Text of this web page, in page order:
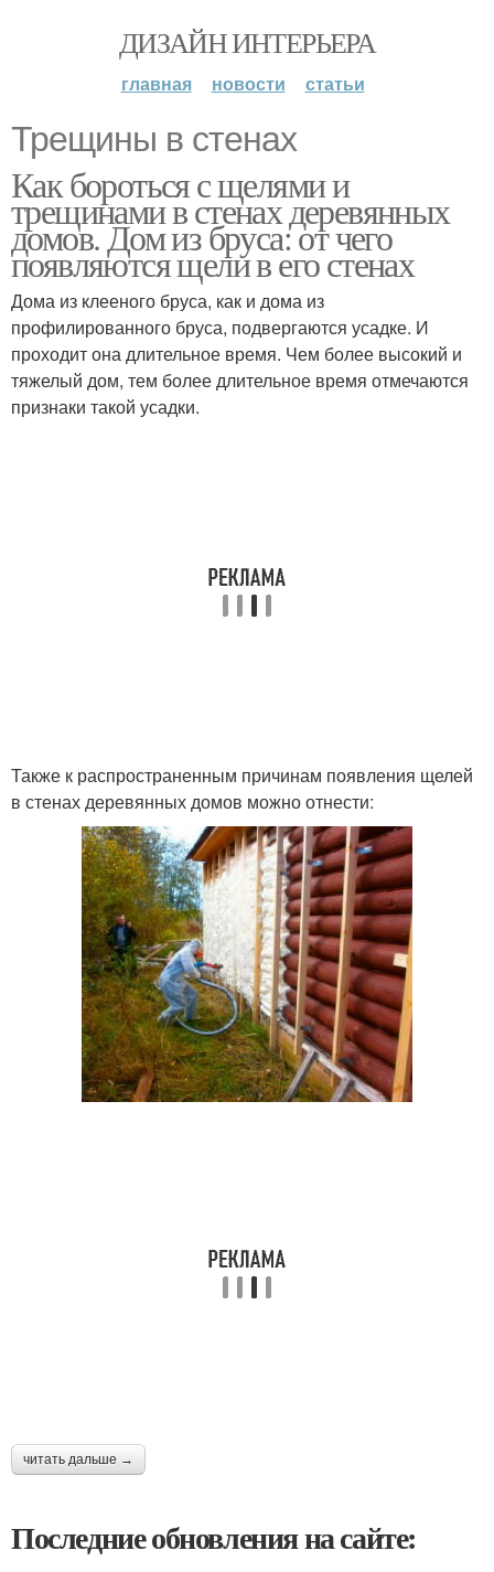
ДИЗАЙН ИНТЕРЬЕРА
главная новости статьи
Трещины в стенах
Как бороться с щелями и
трещинами в стенах деревянных
домов. Дом из бруса: от чего
появляются щели в его стенах
Дома из клееного бруса, как и дома из
профилированного бруса, подвергаются усадке. И
проходит она длительное время. Чем более высокий и
тяжелый дом, тем более длительное время отмечаются
признаки такой усадки.
Также к распространенным причинам появления щелей
в стенах деревянных домов можно отнести:
читать дальше →
Последние обновления на сайте: